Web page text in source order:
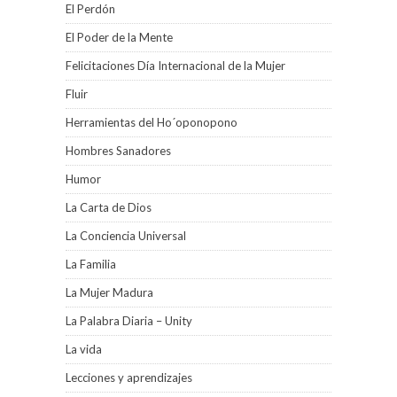
El Perdón
El Poder de la Mente
Felicitaciones Día Internacional de la Mujer
Fluir
Herramientas del Ho´oponopono
Hombres Sanadores
Humor
La Carta de Dios
La Conciencia Universal
La Familia
La Mujer Madura
La Palabra Diaria – Unity
La vida
Lecciones y aprendizajes